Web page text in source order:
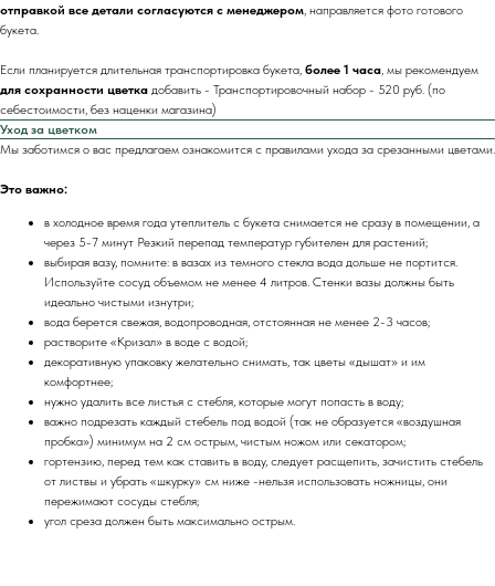
отправкой все детали согласуются с менеджером , направляется фото готового
букета.
Если планируется длительная транспортировка букета, более 1 часа , мы рекомендуем
для сохранности цветка добавить - Транспортировочный набор - 520 руб. (по
себестоимости, без наценки магазина)
Уход за цветком
Мы заботимся о вас предлагаем ознакомится с правилами ухода за срезанными цветами.
Это важно:
в холодное время года утеплитель с букета снимается не сразу в помещении, а
через 5-7 минут Резкий перепад температур губителен для растений;
выбирая вазу, помните: в вазах из темного стекла вода дольше не портится.
Используйте сосуд объемом не менее 4 литров. Стенки вазы должны быть
идеально чистыми изнутри;
вода берется свежая, водопроводная, отстоянная не менее 2-3 часов;
растворите «Кризал» в воде с водой;
декоративную упаковку желательно снимать, так цветы «дышат» и им
комфортнее;
нужно удалить все листья с стебля, которые могут попасть в воду;
важно подрезать каждый стебель под водой (так не образуется «воздушная
пробка») минимум на 2 см острым, чистым ножом или секатором;
гортензию, перед тем как ставить в воду, следует расщепить, зачистить стебель
от листвы и убрать «шкурку» см ниже -нельзя использовать ножницы, они
пережимают сосуды стебля;
угол среза должен быть максимально острым.